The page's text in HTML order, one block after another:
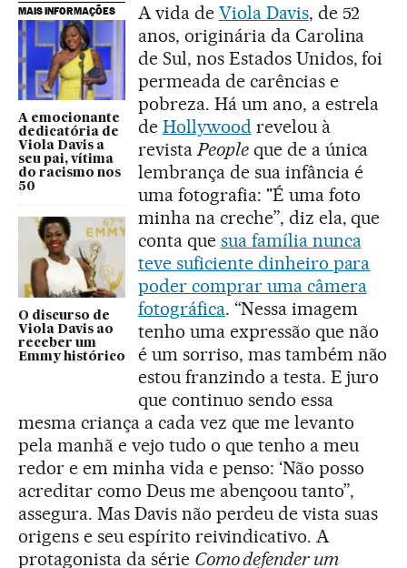
MAIS INFORMAÇÕES
A emocionante
dedicatória de
Viola Davis a
seu pai, vítima
do racismo nos
50
O discurso de
Viola Davis ao
receber um
Emmy histórico
A vida de Viola Davis, de 52
anos, originária da Carolina
de Sul, nos Estados Unidos, foi
permeada de carências e
pobreza. Há um ano, a estrela
de Hollywood revelou à
revista Peopleque de a única
lembrança de sua infância é
uma fotografia: "É uma foto
minha na creche”, diz ela, que
conta que sua família nunca
teve suficiente dinheiro para
poder comprar uma câmera
fotográfica. “Nessa imagem
tenho uma expressão que não
é um sorriso, mas também não
estou franzindo a testa. E juro
que continuo sendo essa
mesma criança a cada vez que me levanto
pela manhã e vejo tudo o que tenho a meu
redor e em minha vida e penso: ‘Não posso
acreditar como Deus me abençoou tanto”,
assegura. Mas Davis não perdeu de vista suas
origens e seu espírito reivindicativo. A
protagonista da série Como defender um